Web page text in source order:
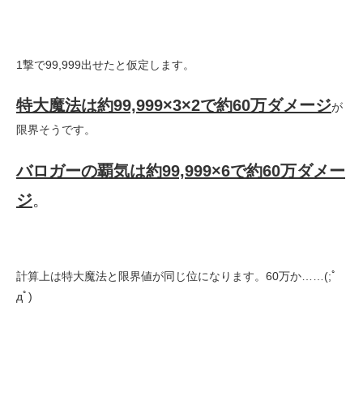
1撃で99,999出せたと仮定します。
特大魔法は約99,999×3×2で約60万ダメージが
限界そうです。
バロガーの覇気は約99,999×6で約60万ダメー
ジ。
計算上は特大魔法と限界値が同じ位になります。60万か……(;ﾟ
дﾟ)